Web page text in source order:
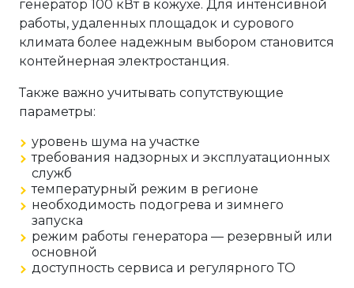
генератор 100 кВт в кожухе. Для интенсивной
работы, удаленных площадок и сурового
климата более надежным выбором становится
контейнерная электростанция.
Также важно учитывать сопутствующие
параметры:
уровень шума на участке
требования надзорных и эксплуатационных
служб
температурный режим в регионе
необходимость подогрева и зимнего
запуска
режим работы генератора — резервный или
основной
доступность сервиса и регулярного ТО